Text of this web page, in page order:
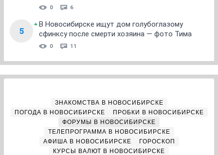
0 6
5
В Новосибирске ищут дом голубоглазому
сфинксу после смерти хозяина — фото Тима
0 11
ЗНАКОМСТВА В НОВОСИБИРСКЕ
ПОГОДА В НОВОСИБИРСКЕ
ПРОБКИ В НОВОСИБИРСКЕ
ФОРУМЫ В НОВОСИБИРСКЕ
ТЕЛЕПРОГРАММА В НОВОСИБИРСКЕ
АФИША В НОВОСИБИРСКЕ
ГОРОСКОП
КУРСЫ ВАЛЮТ В НОВОСИБИРСКЕ